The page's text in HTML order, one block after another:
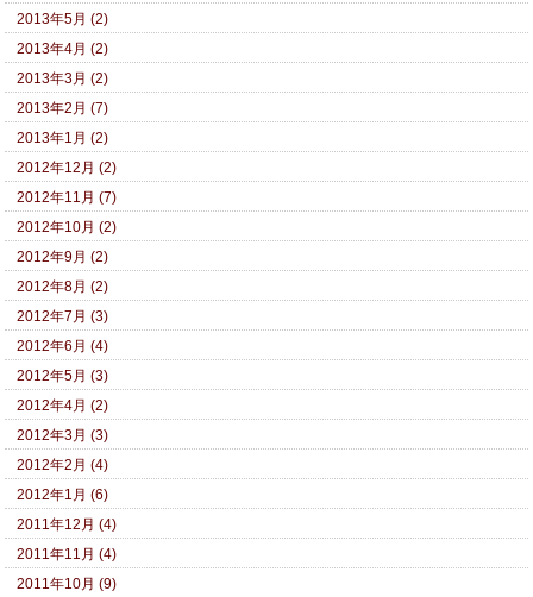
2013年5月 (2)
2013年4月 (2)
2013年3月 (2)
2013年2月 (7)
2013年1月 (2)
2012年12月 (2)
2012年11月 (7)
2012年10月 (2)
2012年9月 (2)
2012年8月 (2)
2012年7月 (3)
2012年6月 (4)
2012年5月 (3)
2012年4月 (2)
2012年3月 (3)
2012年2月 (4)
2012年1月 (6)
2011年12月 (4)
2011年11月 (4)
2011年10月 (9)